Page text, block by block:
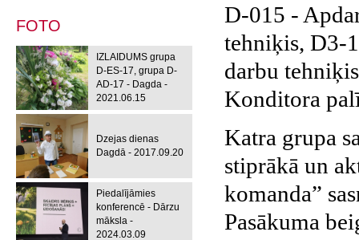
FOTO
IZLAIDUMS grupa
D-ES-17, grupa D-
AD-17 - Dagda -
2021.06.15
Dzejas dienas
Dagdā - 2017.09.20
Piedalījāmies
konferencē - Dārzu
māksla -
2024.03.09
D-015 -
tehniķis, D3-
darbu
Konditora
Katra grupa
stiprākā un
komanda”
Pasākuma